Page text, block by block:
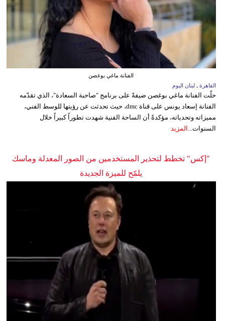
الفنانة ماغي بوغصن
القاهرة ـ لبنان اليوم
حلّت الفنانة ماغي بوغصن ضيفةً على برنامج "صاحبة السعادة"، الذي تقدّمه
الفنانة إسعاد يونس على قناة dmc، حيث تحدثت عن رؤيتها للوسط الفني،
مميزاته وتحدياته، مؤكدةً أن الساحة الفنية شهدت تطوراً كبيراً خلال
السنوات... المزيد
"إكس" تخطط لتحذير المستخدمين من الصور المعدلة وماسك
يلمّح للميزة الجديدة